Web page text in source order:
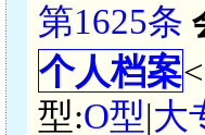
第1625条
个人档案<
型:O型|大